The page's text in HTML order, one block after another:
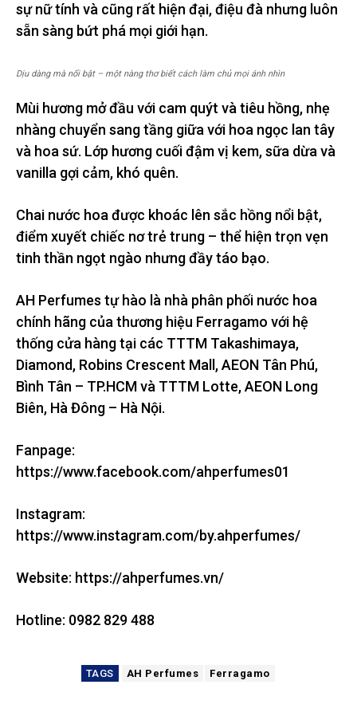
sự nữ tính và cũng rất hiện đại, điệu đà nhưng luôn
sẵn sàng bứt phá mọi giới hạn.
Dịu dàng mà nổi bật – một nàng thơ biết cách làm chủ mọi ánh nhìn
Mùi hương mở đầu với cam quýt và tiêu hồng, nhẹ
nhàng chuyển sang tầng giữa với hoa ngọc lan tây
và hoa sứ. Lớp hương cuối đậm vị kem, sữa dừa và
vanilla gợi cảm, khó quên.
Chai nước hoa được khoác lên sắc hồng nổi bật,
điểm xuyết chiếc nơ trẻ trung – thể hiện trọn vẹn
tinh thần ngọt ngào nhưng đầy táo bạo.
AH Perfumes tự hào là nhà phân phối nước hoa
chính hãng của thương hiệu Ferragamo với hệ
thống cửa hàng tại các TTTM Takashimaya,
Diamond, Robins Crescent Mall, AEON Tân Phú,
Bình Tân – TP.HCM và TTTM Lotte, AEON Long
Biên, Hà Đông – Hà Nội.
Fanpage:
https://www.facebook.com/ahperfumes01
Instagram:
https://www.instagram.com/by.ahperfumes/
Website: https://ahperfumes.vn/
Hotline: 0982 829 488
TAGS AH Perfumes Ferragamo